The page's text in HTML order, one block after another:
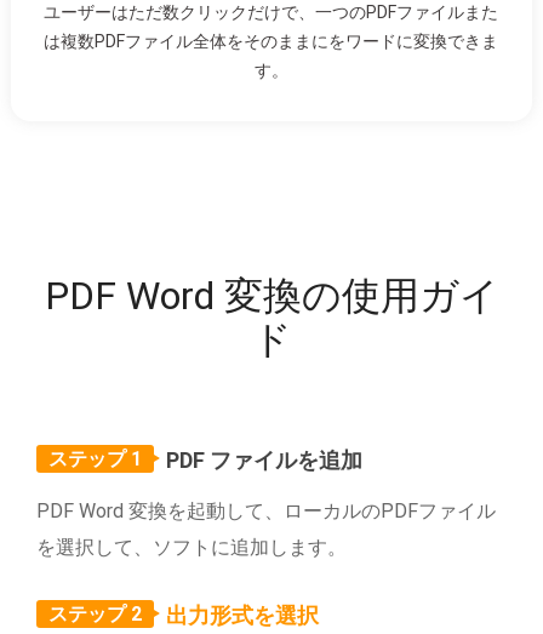
ユーザーはただ数クリックだけで、一つのPDFファイルまた
は複数PDFファイル全体をそのままにをワードに変換できま
す。
PDF Word 変換の使用ガイ
ド
ステップ 1 PDF ファイルを追加
PDF Word 変換を起動して、ローカルのPDFファイル
を選択して、ソフトに追加します。
ステップ 2 出力形式を選択